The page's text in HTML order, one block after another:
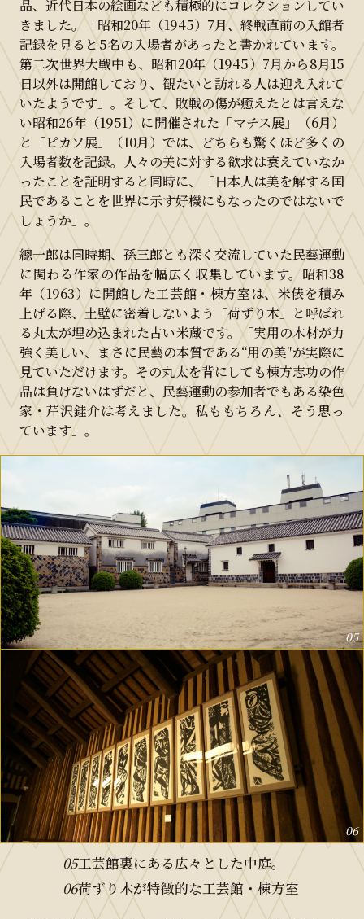
品、近代日本の絵画なども積極的にコレクションしてい
きました。「昭和20年（1945）7月、終戦直前の入館者
記録を見ると5名の入場者があったと書かれています。
第二次世界大戦中も、昭和20年（1945）7月から8月15
日以外は開館しており、観たいと訪れる人は迎え入れて
いたようです」。そして、敗戦の傷が癒えたとは言えな
い昭和26年（1951）に開催された「マチス展」（6月）
と「ピカソ展」（10月）では、どちらも驚くほど多くの
入場者数を記録。人々の美に対する欲求は衰えていなか
ったことを証明すると同時に、「日本人は美を解する国
民であることを世界に示す好機にもなったのではないで
しょうか」。
總一郎は同時期、孫三郎とも深く交流していた民藝運動
に関わる作家の作品を幅広く収集しています。昭和38
年（1963）に開館した工芸館・棟方室は、米俵を積み
上げる際、土壁に密着しないよう「荷ずり木」と呼ばれ
る丸太が埋め込まれた古い米蔵です。「実用の木材が力
強く美しい、まさに民藝の本質である“用の美″が実際に
見ていただけます。その丸太を背にしても棟方志功の作
品は負けないはずだと、民藝運動の参加者でもある染色
家・芹沢銈介は考えました。私ももちろん、そう思っ
ています」。
05
06
05工芸館裏にある広々とした中庭。
06荷ずり木が特徴的な工芸館・棟方室